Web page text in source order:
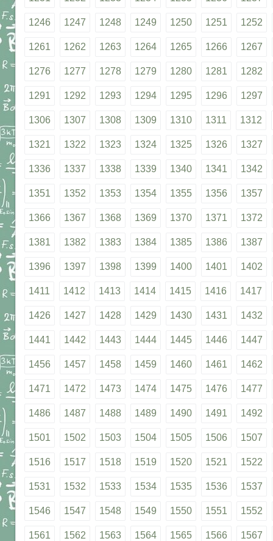
1246 1247 1248 1249 1250 1251 1252
1261 1262 1263 1264 1265 1266 1267
1276 1277 1278 1279 1280 1281 1282
1291 1292 1293 1294 1295 1296 1297
1306 1307 1308 1309 1310 1311 1312
1321 1322 1323 1324 1325 1326 1327
1336 1337 1338 1339 1340 1341 1342
1351 1352 1353 1354 1355 1356 1357
1366 1367 1368 1369 1370 1371 1372
1381 1382 1383 1384 1385 1386 1387
1396 1397 1398 1399 1400 1401 1402
1411 1412 1413 1414 1415 1416 1417
1426 1427 1428 1429 1430 1431 1432
1441 1442 1443 1444 1445 1446 1447
1456 1457 1458 1459 1460 1461 1462
1471 1472 1473 1474 1475 1476 1477
1486 1487 1488 1489 1490 1491 1492
1501 1502 1503 1504 1505 1506 1507
1516 1517 1518 1519 1520 1521 1522
1531 1532 1533 1534 1535 1536 1537
1546 1547 1548 1549 1550 1551 1552
1561 1562 1563 1564 1565 1566 1567